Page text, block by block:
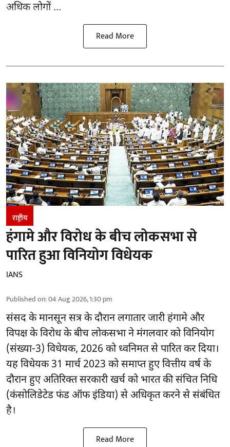
अधिक लोगों ...
Read More
राष्ट्रीय
हंगामे और विरोध के बीच लोकसभा से
पारित हुआ विनियोग विधेयक
IANS
Published on:04 Aug 2026, 1:30 pm
संसद के मानसून सत्र के दौरान लगातार जारी हंगामे और
विपक्ष के विरोध के बीच लोकसभा ने मंगलवार को विनियोग
(संख्या-3) विधेयक, 2026 को ध्वनिमत से पारित कर दिया।
यह विधेयक 31 मार्च 2023 को समाप्त हुए वित्तीय वर्ष के
दौरान हुए अतिरिक्त सरकारी खर्च को भारत की संचित निधि
(कंसोलिडेटेड फंड ऑफ इंडिया) से अधिकृत करने से संबंधित
है।
Read More